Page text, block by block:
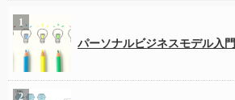
パーソナルビジネスモデル入門